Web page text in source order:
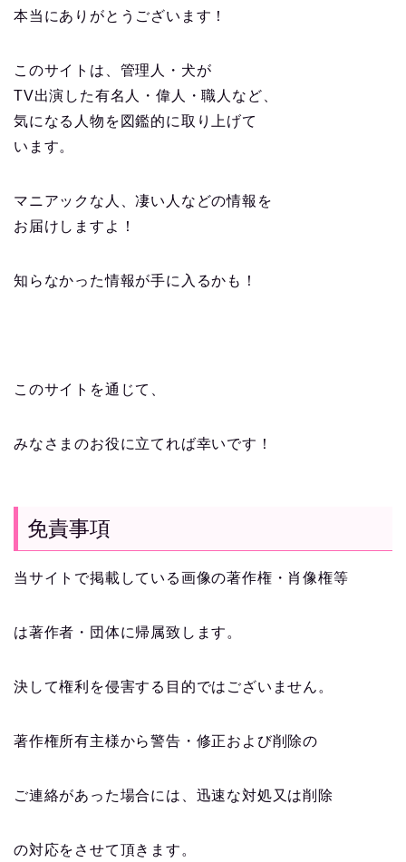
本当にありがとうございます！
このサイトは、管理人・犬が
TV出演した有名人・偉人・職人など、
気になる人物を図鑑的に取り上げて
います。
マニアックな人、凄い人などの情報を
お届けしますよ！
知らなかった情報が手に入るかも！
このサイトを通じて、
みなさまのお役に立てれば幸いです！
免責事項
当サイトで掲載している画像の著作権・肖像権等
は著作者・団体に帰属致します。
決して権利を侵害する目的ではございません。
著作権所有主様から警告・修正および削除の
ご連絡があった場合には、迅速な対処又は削除
の対応をさせて頂きます。